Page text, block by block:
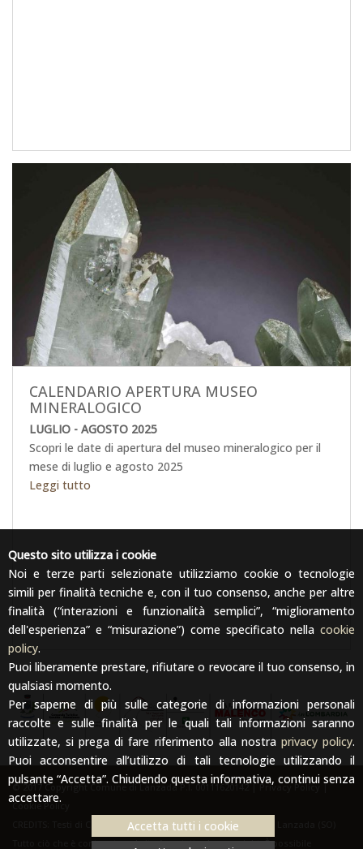
CALENDARIO APERTURA MUSEO
MINERALOGICO
LUGLIO - AGOSTO 2025
Scopri le date di apertura del museo mineralogico per il
mese di luglio e agosto 2025
Leggi tutto
© 2017 Copyright Comune di Lanzada P.I. 00111620142 |Privacy Policy |
Cookie Policy
CREDITS: Testi di Carmen Mitta. Foto: Archivio del Comune di Lanzada (SO)
Tutto ciò che è contenuto nel sito è protetto da copyright. È possibile
Questo sito utilizza i cookie
Noi e terze parti selezionate utilizziamo cookie o tecnologie
simili per finalità tecniche e, con il tuo consenso, anche per altre
finalità (“interazioni e funzionalità semplici”, “miglioramento
dell'esperienza” e “misurazione”) come specificato nella cookie
policy.
Puoi liberamente prestare, rifiutare o revocare il tuo consenso, in
qualsiasi momento.
Per saperne di più sulle categorie di informazioni personali
raccolte e sulle finalità per le quali tali informazioni saranno
utilizzate, si prega di fare riferimento alla nostra privacy policy.
Puoi acconsentire all’utilizzo di tali tecnologie utilizzando il
pulsante “Accetta”. Chiudendo questa informativa, continui senza
accettare.
Accetta tutti i cookie